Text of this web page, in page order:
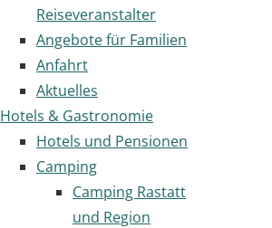
Reiseveranstalter
Angebote für Familien
Anfahrt
Aktuelles
Hotels & Gastronomie
Hotels und Pensionen
Camping
Camping Rastatt
und Region